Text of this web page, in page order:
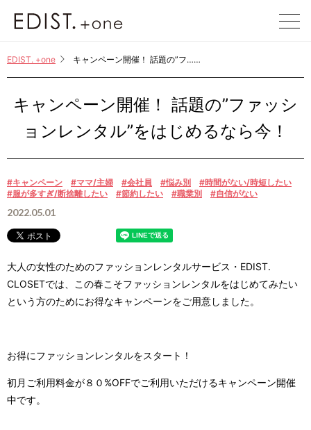
EDIST. +one キャンペーン開催！ 話題の”フ……
キャンペーン開催！ 話題の”ファッシ
ョンレンタル”をはじめるなら今！
#キャンペーン #ママ/主婦 #会社員 #悩み別
#時間がない/時短したい
#服が多すぎ/断捨離したい
#節約したい #職業別 #自信がない
2022.05.01
大人の女性のためのファッションレンタルサービス・EDIST.
CLOSETでは、この春こそファッションレンタルをはじめてみたい
という方のためにお得なキャンペーンをご用意しました。
お得にファッションレンタルをスタート！
初月ご利用料金が８０%OFFでご利用いただけるキャンペーン開催
中です。